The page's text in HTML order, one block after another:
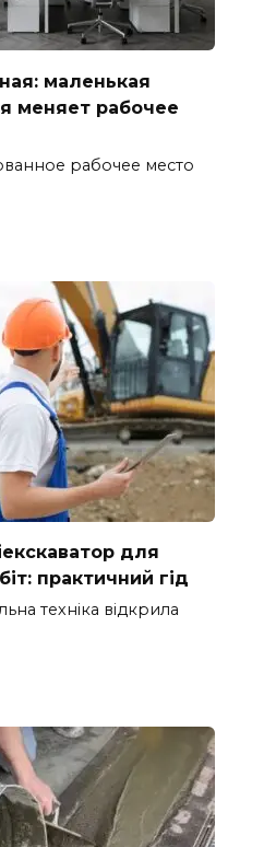
маленькая
меняет рабочее
рабочее место
для
практичний гід
техніка відкрила